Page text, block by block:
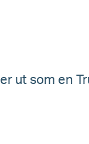
ut som en